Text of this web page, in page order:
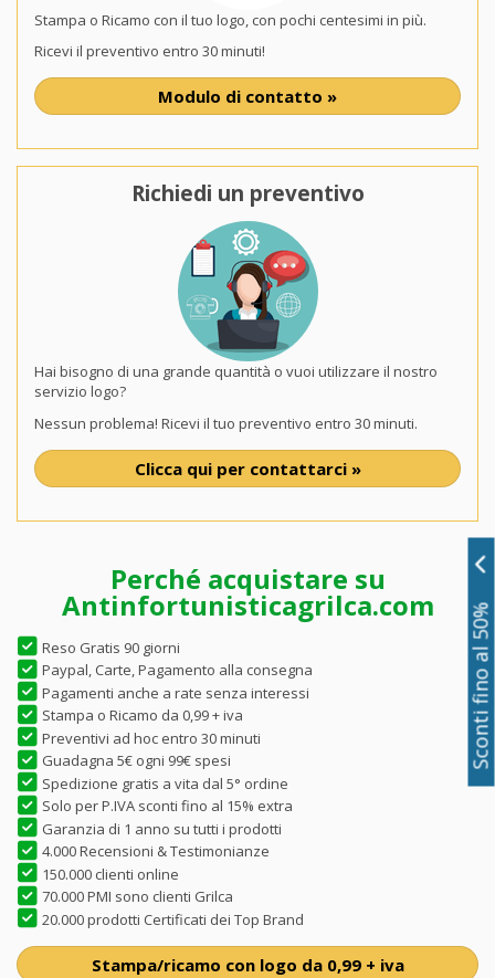
Stampa o Ricamo con il tuo logo, con pochi centesimi in più.
Ricevi il preventivo entro 30 minuti!
Modulo di contatto »
Richiedi un preventivo
Hai bisogno di una grande quantità o vuoi utilizzare il nostro
servizio logo?
Nessun problema! Ricevi il tuo preventivo entro 30 minuti.
Clicca qui per contattarci »
Perché acquistare su
Antinfortunisticagrilca.com
Reso Gratis 90 giorni
Paypal, Carte, Pagamento alla consegna
Pagamenti anche a rate senza interessi
Stampa o Ricamo da 0,99 + iva
Preventivi ad hoc entro 30 minuti
Guadagna 5€ ogni 99€ spesi
Spedizione gratis a vita dal 5° ordine
Solo per P.IVA sconti fino al 15% extra
Garanzia di 1 anno su tutti i prodotti
4.000 Recensioni & Testimonianze
150.000 clienti online
70.000 PMI sono clienti Grilca
20.000 prodotti Certificati dei Top Brand
Stampa/ricamo con logo da 0,99 + iva
Sconti fino al 50%